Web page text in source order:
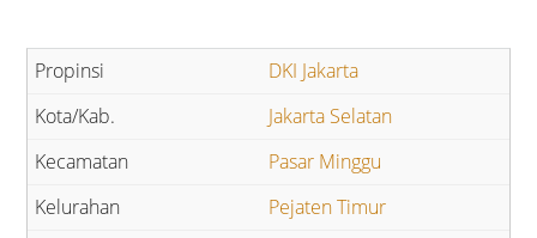
DKI Jakarta
Jakarta Selatan
Pasar Minggu
Pejaten Timur